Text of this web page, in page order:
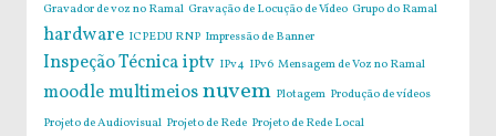
Gravador de voz no Ramal Gravação de Locução de Vídeo Grupo do Ramal
hardware ICPEDU RNP Impressão de Banner
Inspeção Técnicaiptv IPv4 IPv6 Mensagem de Voz no Ramal
moodlemultimeiosnuvem Plotagem Produção de vídeos
Projeto de Audiovisual Projeto de Rede Projeto de Rede Local